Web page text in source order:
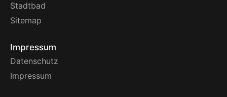
Stadtbad
Sitemap
Impressum
Datenschutz
Impressum